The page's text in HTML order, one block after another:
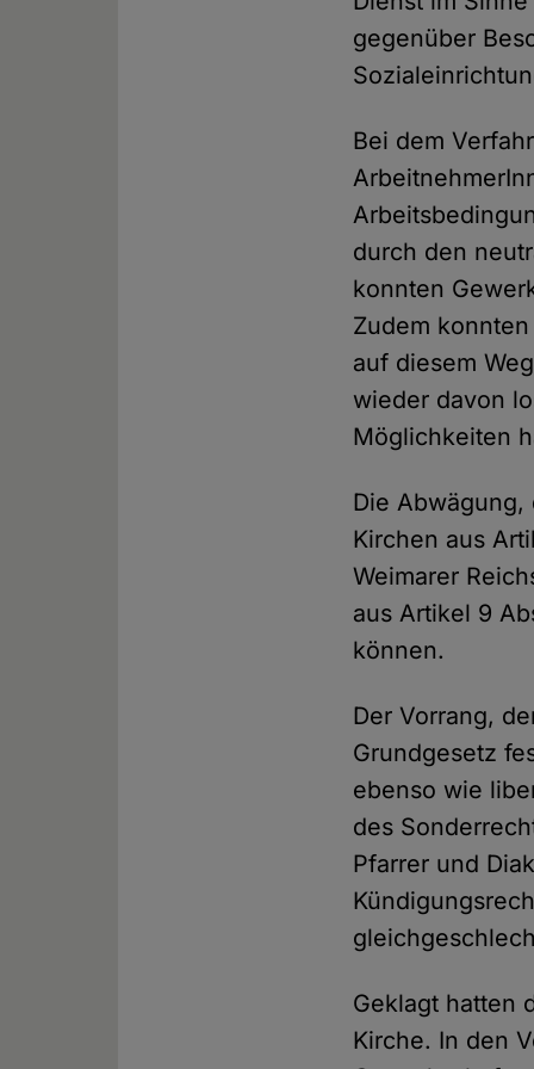
gegenüber
Bei dem
durch den
konnten
Zudem
auf diesem
wieder davon
Möglichkeiten
Die
Kirchen aus
Weimarer
aus Artikel 9
können.
Der Vorrang,
Grundgesetz
ebenso wie
des
Pfarrer und
Geklagt hatten
Kirche. In den